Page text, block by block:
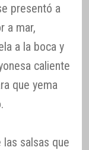
presentó a
a mar,
a la boca y
caliente
que yema
salsas que